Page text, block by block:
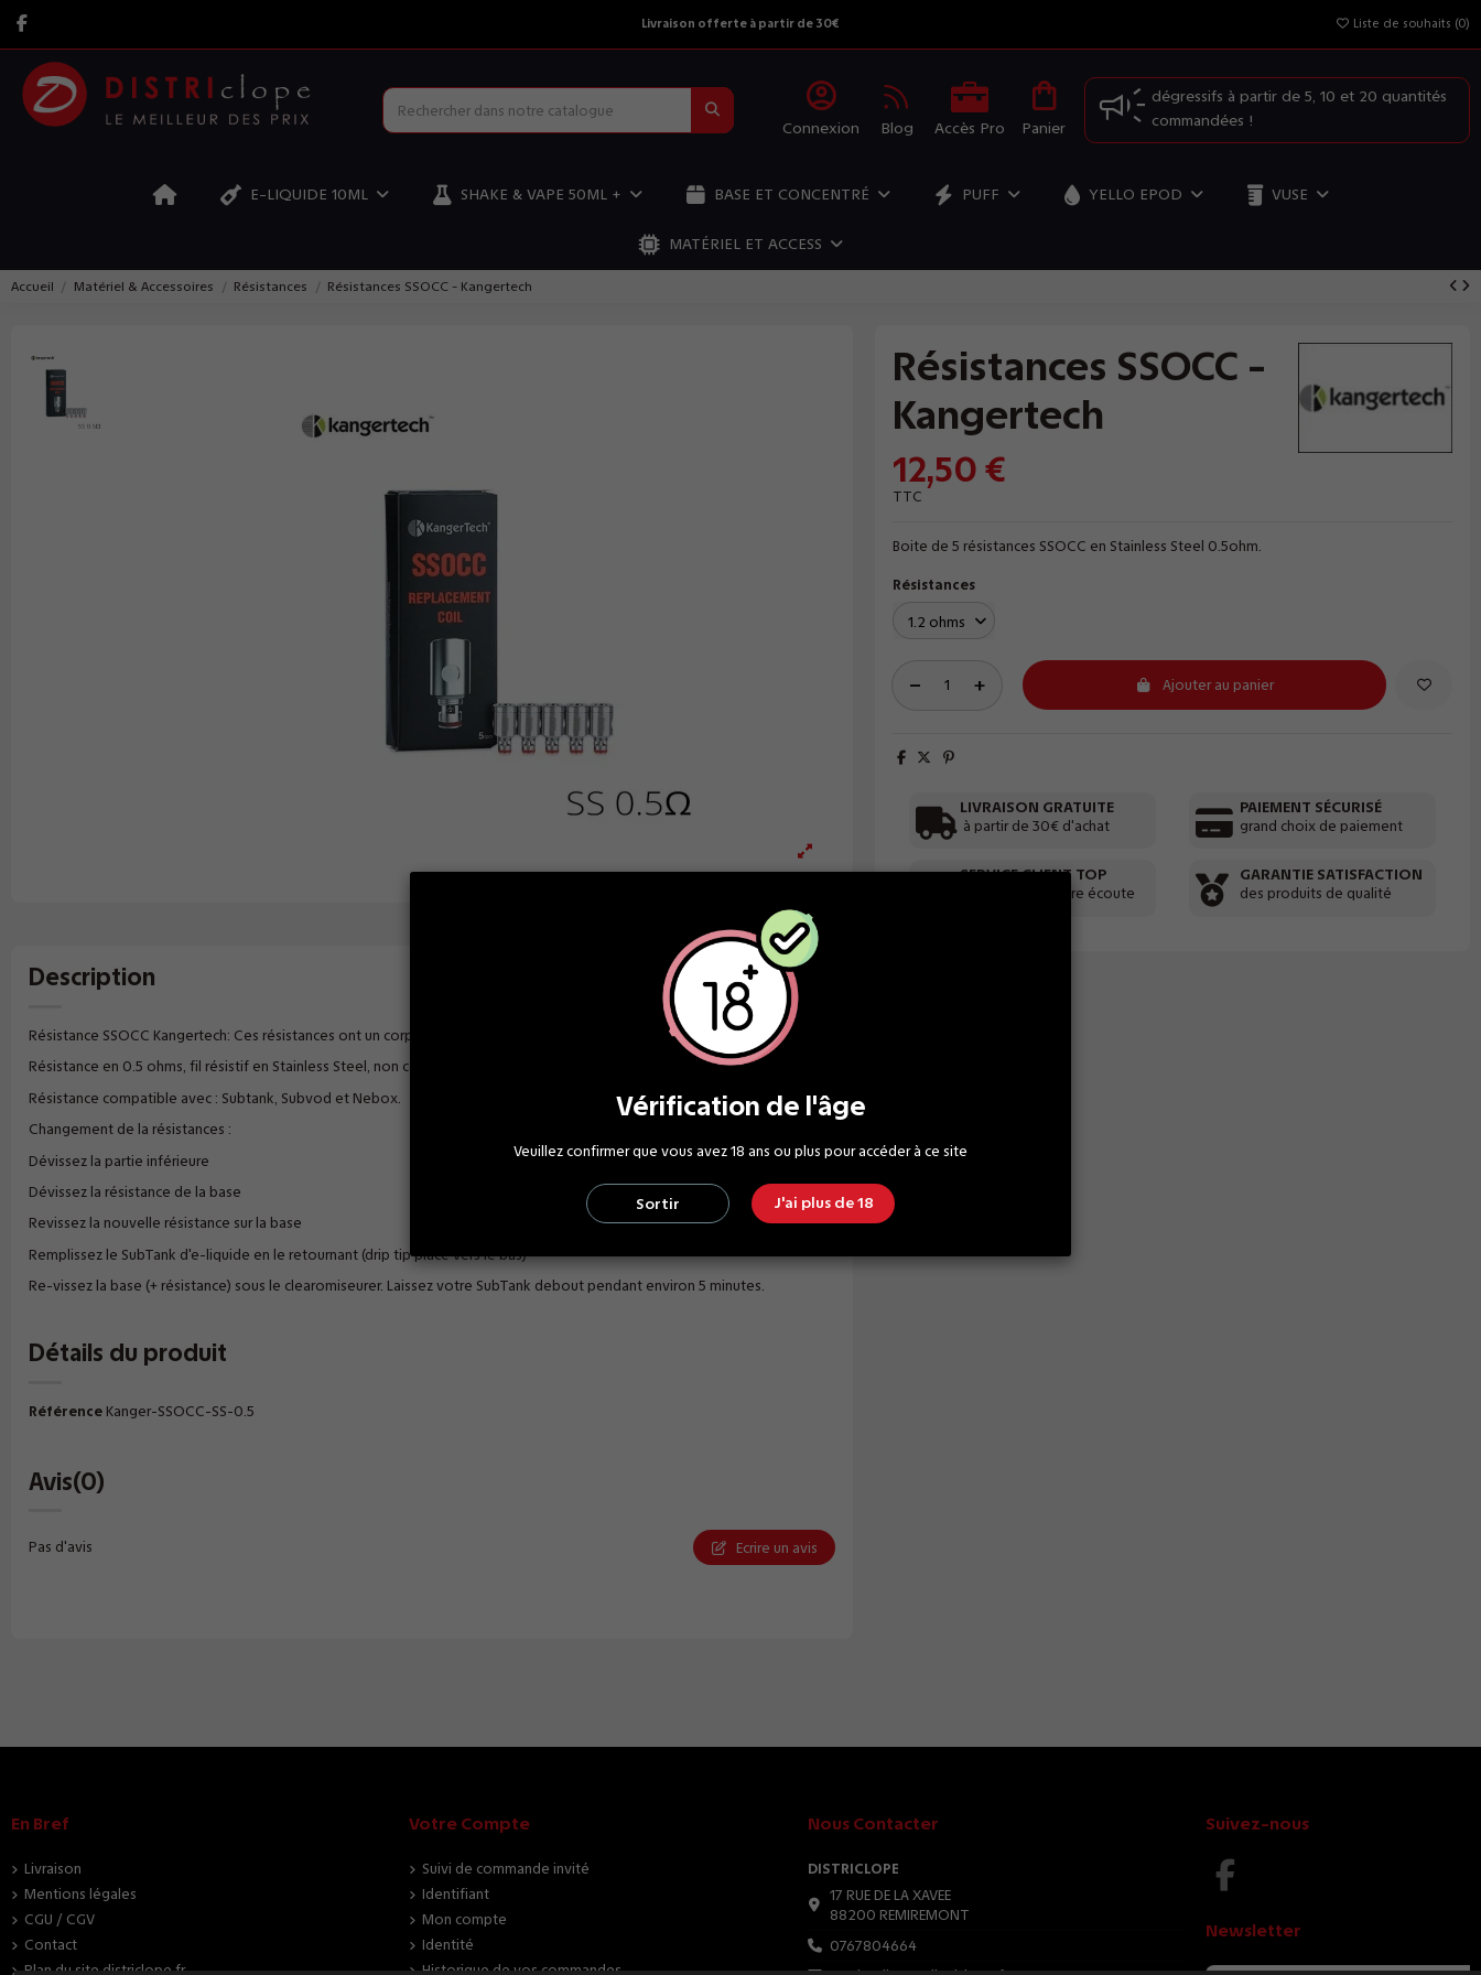
Livraison offerte à partir de 30€ Liste de souhaits (0)
Connexion Blog Accès Pro Panier
dégressifs à partir de 5, 10 et 20 quantités
commandées !
E-LIQUIDE 10ML SHAKE & VAPE 50ML + BASE ET CONCENTRÉ PUFF YELLO EPOD VUSE
MATÉRIEL ET ACCESS
Accueil Matériel & Accessoires Résistances Résistances SSOCC - Kangertech
Description
Résistance SSOCC Kangertech: Ces résistances ont un corps en acier inoxydable et utilise du coton japonais.
Résistance en 0.5 ohms, fil résistif en Stainless Steel, non compatible mode CT, utilisation entre 15W et 30W
Résistance compatible avec : Subtank, Subvod et Nebox.
Changement de la résistances :
Dévissez la partie inférieure
Dévissez la résistance de la base
Revissez la nouvelle résistance sur la base
Remplissez le SubTank d'e-liquide en le retournant (drip tip placé vers le bas)
Re-vissez la base (+ résistance) sous le clearomiseurer. Laissez votre SubTank debout pendant environ 5 minutes.
Détails du produit
Référence Kanger-SSOCC-SS-0.5
Avis(0)
Pas d'avis Ecrire un avis
Résistances SSOCC -
Kangertech
12,50 €
TTC
Boite de 5 résistances SSOCC en Stainless Steel 0.5ohm.
Résistances
Ajouter au panier
LIVRAISON GRATUITE
à partir de 30€ d'achat
SERVICE CLIENT TOP
une équipe à votre écoute
PAIEMENT SÉCURISÉ
grand choix de paiement
GARANTIE SATISFACTION
des produits de qualité
En Bref
Livraison
Mentions légales
CGU / CGV
Contact
Plan du site districlope.fr
Votre Compte
Suivi de commande invité
Identifiant
Mon compte
Identité
Historique de vos commandes
Nous Contacter
DISTRICLOPE
17 RUE DE LA XAVEE
88200 REMIREMONT
0767804664
Vérification de l'âge
Veuillez confirmer que vous avez 18 ans ou plus pour accéder à ce site
Sortir J'ai plus de 18
Suivez-nous
Newsletter